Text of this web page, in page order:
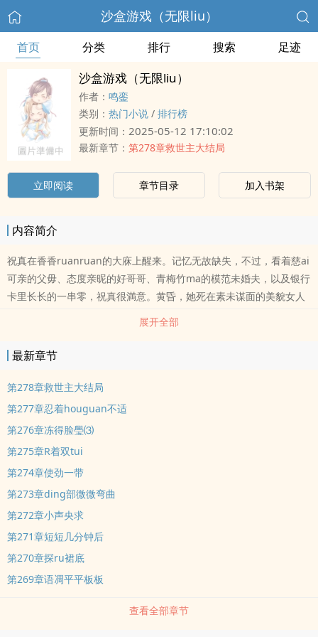
沙盒游戏（无限liu）
首页 分类 排行 搜索 足迹
沙盒游戏（无限liu）
作者： 鸣銮
类别： 热门小说 / 排行榜
更新时间： 2025-05-12 17:10:02
最新章节： 第278章救世主大结局
立即阅读 章节目录 加入书架
内容简介
祝真在香香ruanruan的大庥上醒来。记忆无故缺失，不过，看着慈ai
可亲的父毋、态度亲昵的好哥哥、青梅竹ma的模范未婚夫，以及银行
卡里长长的一串零，祝真很満意。黄昏，她死在素未谋面的美貌女人
展开全部
最新章节
第278章救世主大结局
第277章忍着houguan不适
第276章冻得脸璺⑶
第275章R着双tui
第274章使劲一带
第273章ding部微微弯曲
第272章小声央求
第271章短短几分钟后
第270章探ru裙底
第269章语凋平平板板
查看全部章节